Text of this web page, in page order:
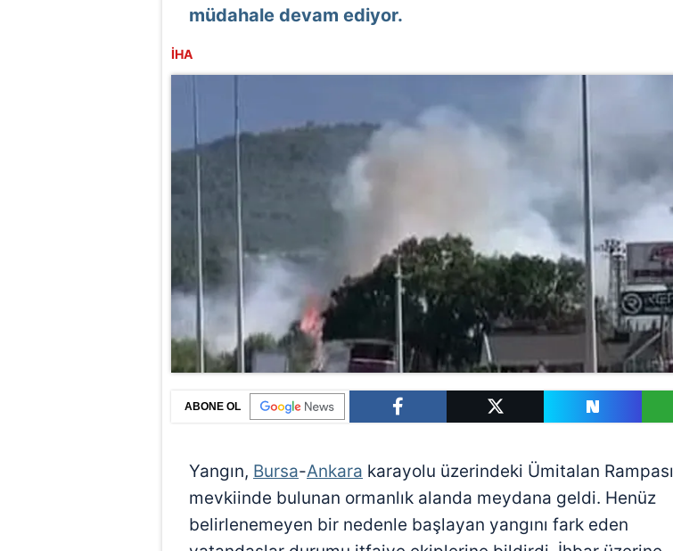
müdahale devam ediyor.
İHA
ABONE OL
Yangın, Bursa-Ankara karayolu üzerindeki Ümitalan Rampası
mevkiinde bulunan ormanlık alanda meydana geldi. Henüz
belirlenemeyen bir nedenle başlayan yangını fark eden